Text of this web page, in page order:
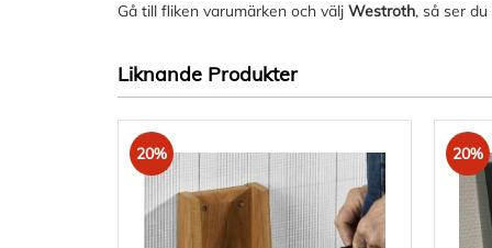
Gå till fliken varumärken och välj Westroth, så ser
Liknande Produkter
20% 20%